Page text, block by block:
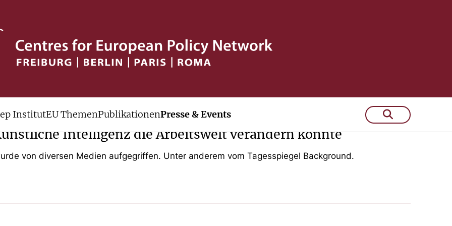
InstitutEU ThemenPublikationenPresse & Events
Intelligenz die Arbeitswelt verändern könnte
von diversen Medien aufgegriffen. Unter anderem vom Tagesspiegel Background.